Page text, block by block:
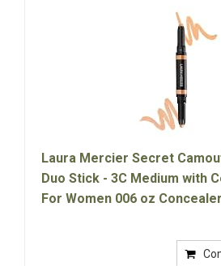
Laura Mercier Secret
Duo Stick - 3C Medium with
For Women 006 oz Concealer